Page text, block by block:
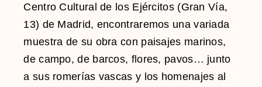
Centro Cultural de los Ejércitos (Gran Vía,
13) de Madrid, encontraremos una variada
muestra de su obra con paisajes marinos,
de campo, de barcos, flores, pavos… junto
a sus romerías vascas y los homenajes al